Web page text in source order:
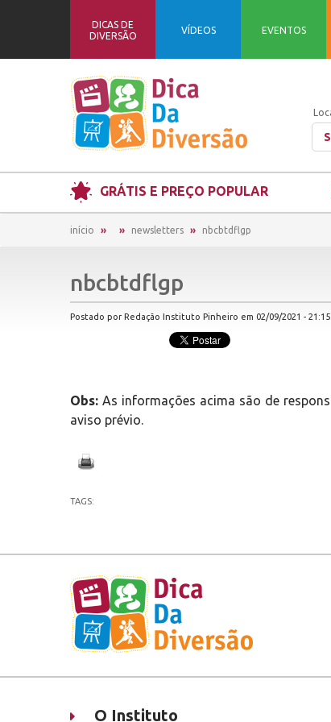
DICAS DE
DIVERSÃO
VÍDEOS EVENTOS
GRÁTIS E PREÇO POPULAR
início newsletters nbcbtdflgp
nbcbtdflgp
Postado por Redação Instituto Pinheiro em 02/09/2021 -
Obs: As informações acima são de
aviso prévio.
TAGS:
O Instituto